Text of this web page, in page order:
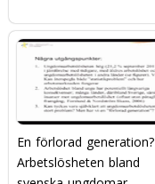
En förlorad generation?
Arbetslösheten bland